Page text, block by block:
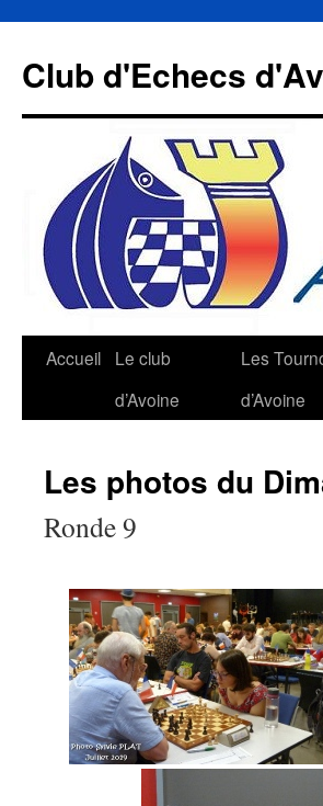
contenu
Club d'Echecs
Accueil
Le club
d’Avoine
Les
d’Avoine
Les photos du
Ronde 9